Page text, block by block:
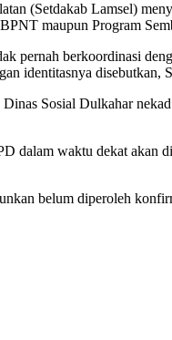
(Setdakab Lamsel)
maupun Program
pernah berkoordinasi
identitasnya disebutkan,
Sosial Dulkahar
dalam waktu dekat
belum diperoleh